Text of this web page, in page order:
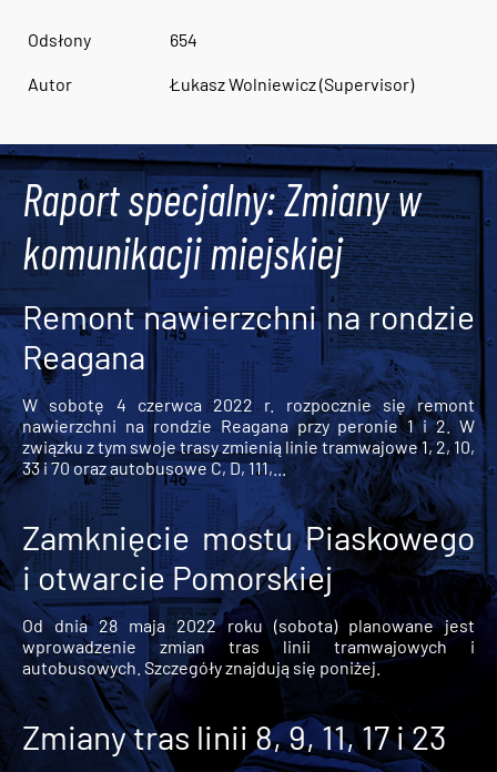
Odsłony 654
Autor Łukasz Wolniewicz (Supervisor)
Raport specjalny: Zmiany w
komunikacji miejskiej
Remont nawierzchni na rondzie
Reagana
W sobotę 4 czerwca 2022 r. rozpocznie się remont
nawierzchni na rondzie Reagana przy peronie 1 i 2. W
związku z tym swoje trasy zmienią linie tramwajowe 1, 2, 10,
33 i 70 oraz autobusowe C, D, 111,...
Zamknięcie mostu Piaskowego
i otwarcie Pomorskiej
Od dnia 28 maja 2022 roku (sobota) planowane jest
wprowadzenie zmian tras linii tramwajowych i
autobusowych. Szczegóły znajdują się poniżej.
Zmiany tras linii 8, 9, 11, 17 i 23